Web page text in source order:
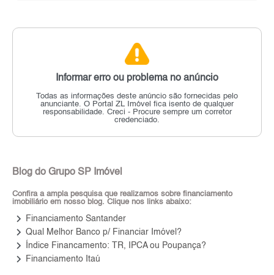
Informar erro ou problema no anúncio
Todas as informações deste anúncio são fornecidas pelo
anunciante. O Portal ZL Imóvel fica isento de qualquer
responsabilidade. Creci - Procure sempre um corretor
credenciado.
Blog do Grupo SP Imóvel
Confira a ampla pesquisa que realizamos sobre financiamento
imobiliário em nosso blog. Clique nos links abaixo:
keyboard_arrow_right Financiamento Santander
keyboard_arrow_right Qual Melhor Banco p/ Financiar Imóvel?
keyboard_arrow_right Índice Financamento: TR, IPCA ou Poupança?
keyboard_arrow_right Financiamento Itaú